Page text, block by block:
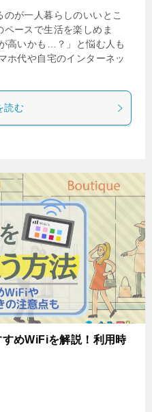
が一人暮らしのいいとこ
ースで生活を楽しめま
高いかも…？」と悩む人も
ホ代や自宅のインターネッ
読む
めWiFiを解説！利用時